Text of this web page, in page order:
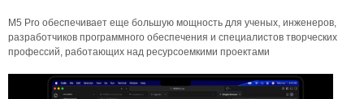
M5 Pro обеспечивает еще большую мощность для ученых, инженеров,
разработчиков программного обеспечения и специалистов творческих
профессий, работающих над ресурсоемкими проектами